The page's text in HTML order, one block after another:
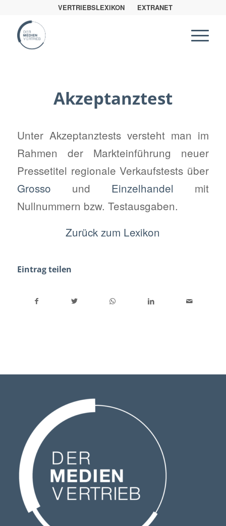
VERTRIEBSLEXIKON EXTRANET
Akzeptanztest
Unter Akzeptanztests versteht man im
Rahmen der Markteinführung neuer
Pressetitel regionale Verkaufstests über
Grosso
und Einzelhandel
mit
Nullnummern bzw. Testausgaben.
Zurück zum Lexikon
Eintrag teilen